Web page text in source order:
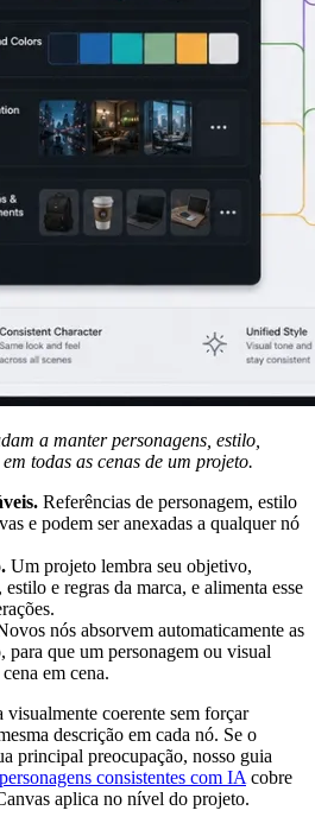
a manter personagens, estilo,
todas as cenas de um projeto.
Referências de personagem, estilo
e podem ser anexadas a qualquer nó
Um projeto lembra seu objetivo,
e regras da marca, e alimenta esse
nós absorvem automaticamente as
para que um personagem ou visual
em cena.
visualmente coerente sem forçar
descrição em cada nó. Se o
principal preocupação, nosso guia
consistentes com IA cobre
aplica no nível do projeto.